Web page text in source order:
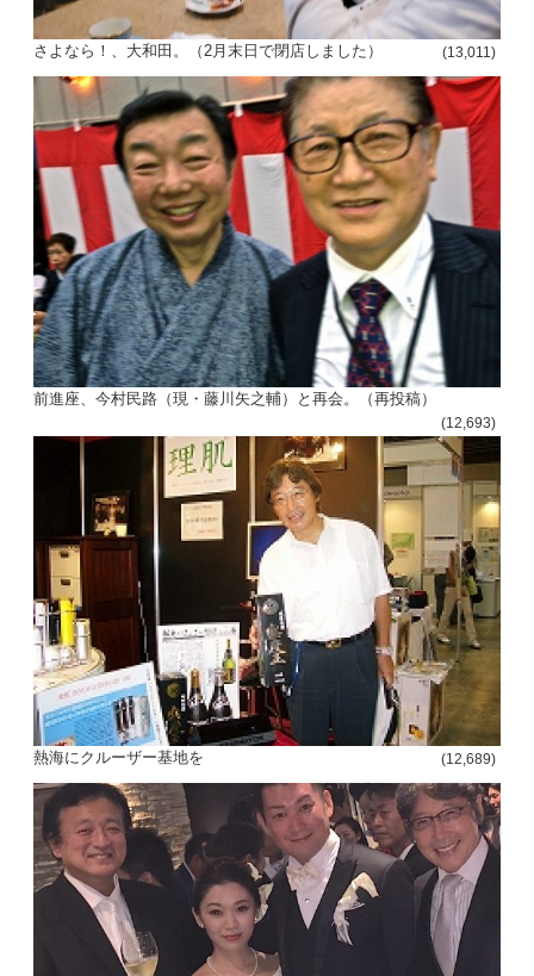
さよなら！、大和田。（2月末日で閉店しました） (13,011)
前進座、今村民路（現・藤川矢之輔）と再会。（再投稿）
(12,693)
熱海にクルーザー基地を (12,689)